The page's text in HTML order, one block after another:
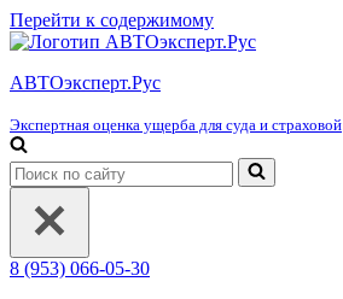
Перейти к содержимому
АВТОэксперт.Рус
Экспертная оценка ущерба для суда и страховой
Искать...
8 (953) 066-05-30